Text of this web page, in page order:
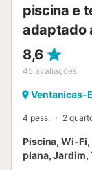
piscina e
adaptado
8,6
45 avaliações
Ventanicas-
4 pess. 2
Piscina, Wi-
plana, Jardim,